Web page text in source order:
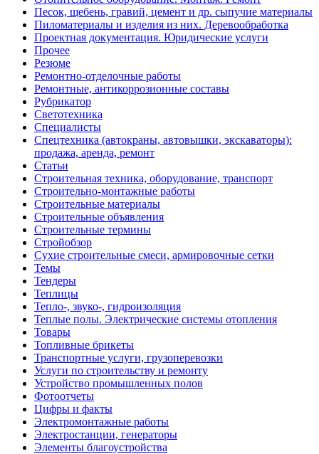
Песок, щебень, гравий, цемент и др. сыпучие материалы
Пиломатериалы и изделия из них. Деревообработка
Проектная документация. Юридические услуги
Прочее
Резюме
Ремонтно-отделочные работы
Ремонтные, антикоррозионные составы
Рубрикатор
Светотехника
Специалисты
Спецтехника (автокраны, автовышки, экскаваторы):
продажа, аренда, ремонт
Статьи
Строительная техника, оборудование, транспорт
Строительно-монтажные работы
Строительные материалы
Строительные объявления
Строительные термины
Стройобзор
Сухие строительные смеси, армировочные сетки
Темы
Тендеры
Теплицы
Тепло-, звуко-, гидроизоляция
Теплые полы. Электрические системы отопления
Товары
Топливные брикеты
Транспортные услуги, грузоперевозки
Услуги по строительству и ремонту
Устройство промышленных полов
Фотоотчеты
Цифры и факты
Электромонтажные работы
Электростанции, генераторы
Элементы благоустройства